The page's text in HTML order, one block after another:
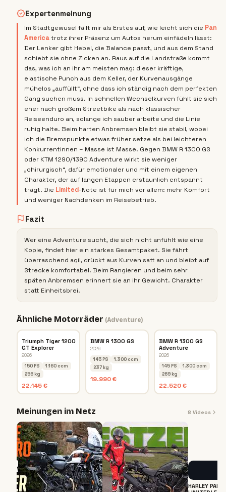
Expertenmeinung
Im Stadtgewusel fällt mir als Erstes auf, wie leicht sich die Pan
Americatrotz ihrer Präsenz um Autos herum einfädeln lässt:
Der Lenker gibt Hebel, die Balance passt, und aus dem Stand
schiebt sie ohne Zicken an. Raus auf die Landstraße kommt
das, was ich an ihr am meisten mag: dieser kräftige,
elastische Punch aus dem Keller, der Kurvenausgänge
mühelos „auffüllt“, ohne dass ich ständig nach dem perfekten
Gang suchen muss. In schnellen Wechselkurven fühlt sie sich
eher nach großem Streetbike als nach klassischer
Reiseenduro an, solange ich sauber arbeite und die Linie
ruhig halte. Beim harten Anbremsen bleibt sie stabil, wobei
ich die Bremspunkte etwas früher setze als bei leichteren
Konkurrentinnen – Masse ist Masse. Gegen BMW R 1300 GS
oder KTM 1290/1390 Adventure wirkt sie weniger
„chirurgisch“, dafür emotionaler und mit einem eigenen
Charakter, der auf langen Etappen erstaunlich entspannt
trägt. Die Limited-Note ist für mich vor allem: mehr Komfort
und weniger Nachdenken im Reisebetrieb.
Fazit
Wer eine Adventure sucht, die sich nicht anfühlt wie eine
Kopie, findet hier ein starkes Gesamtpaket. Sie fährt
überraschend agil, drückt aus Kurven satt an und bleibt auf
Strecke komfortabel. Beim Rangieren und beim sehr
späten Anbremsen erinnert sie an ihr Gewicht. Charakter
statt Einheitsbrei.
Ähnliche Motorräder (Adventure)
Triumph Tiger 1200
GT Explorer
2026
150 PS
1.160 ccm
256 kg
22.145 €
BMW R 1300 GS
2026
145 PS
1.300 ccm
237 kg
19.990 €
BMW R 1300 GS
Adventure
2026
145 PS
1.300 ccm
269 kg
22.520 €
Meinungen im Netz 8 Videos
HARLEY PAN